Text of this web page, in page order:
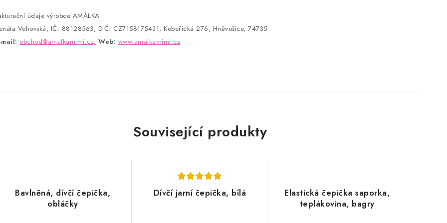
údaje výrobce AMÁLKA
Vehovská, IČ: 88128563, DIČ: CZ7158175431, Kobeřická 276, Hněvošice, 74735
mail: obchod@amalkamimi.cz, Web: www.amalkamimi.cz
Související produkty
Bavlněná, dívčí čepička,
obláčky
Dívčí jarní čepička, bílá
Elastická čepička saporka,
teplákovina, bagry